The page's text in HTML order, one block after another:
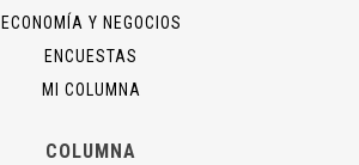
ECONOMÍA Y NEGOCIOS
ENCUESTAS
MI COLUMNA
COLUMNA